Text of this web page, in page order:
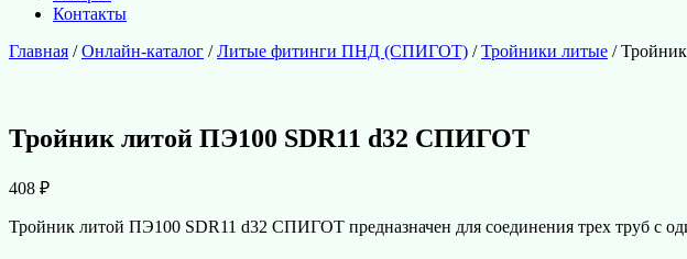
Контакты
Главная /Онлайн-каталог /Литые фитинги ПНД (СПИГОТ) /Тройники литые /
Тройник литой ПЭ100 SDR11 d32 СПИГОТ
408 ₽
Тройник литой ПЭ100 SDR11 d32 СПИГОТ предназначен для соединения трех труб с